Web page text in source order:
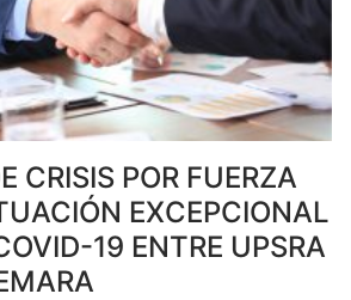
CRISIS POR FUERZA
EXCEPCIONAL
19 ENTRE UPSRA